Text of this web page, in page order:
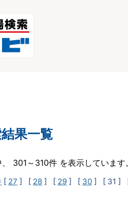
果一覧
301～310件 を表示しています。
[ 27 ] [ 28 ] [ 29 ] [ 30 ] [ 31 ]